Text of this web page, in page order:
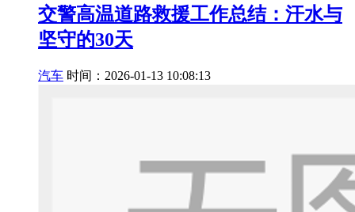
交警高温道路救援工作总结：汗水与
坚守的30天
汽车 时间：2026-01-13 10:08:13